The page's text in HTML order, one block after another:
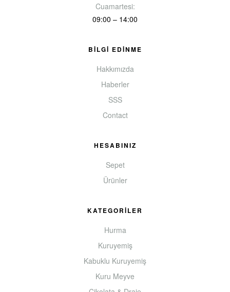
Cuamartesi:
09:00 – 14:00
BİLGİ EDİNME
Hakkımızda
Haberler
SSS
Contact
HESABINIZ
Sepet
Ürünler
KATEGORİLER
Hurma
Kuruyemiş
Kabuklu Kuruyemiş
Kuru Meyve